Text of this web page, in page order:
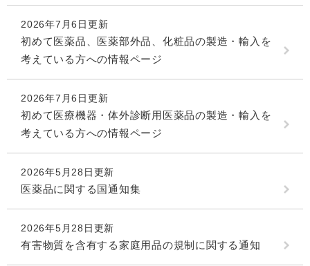
2026年7月6日更新
初めて医薬品、医薬部外品、化粧品の製造・輸入を
考えている方への情報ページ
2026年7月6日更新
初めて医療機器・体外診断用医薬品の製造・輸入を
考えている方への情報ページ
2026年5月28日更新
医薬品に関する国通知集
2026年5月28日更新
有害物質を含有する家庭用品の規制に関する通知